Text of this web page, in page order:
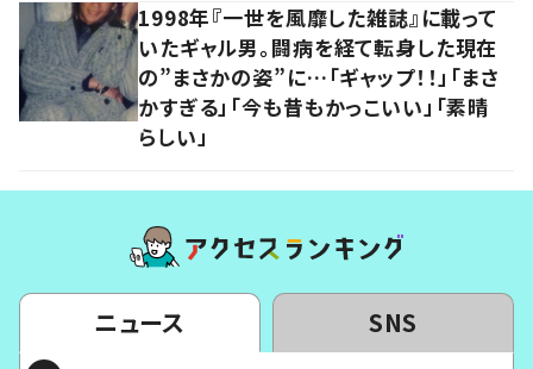
1998年『一世を風靡した雑誌』に載って
いたギャル男。闘病を経て転身した現在
の”まさかの姿”に…「ギャップ！！」「まさ
かすぎる」「今も昔もかっこいい」「素晴
らしい」
ニュース SNS